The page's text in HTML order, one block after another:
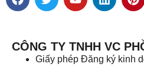
CÔNG TY TNHH VC
Giấy phép Đăng ký kinh